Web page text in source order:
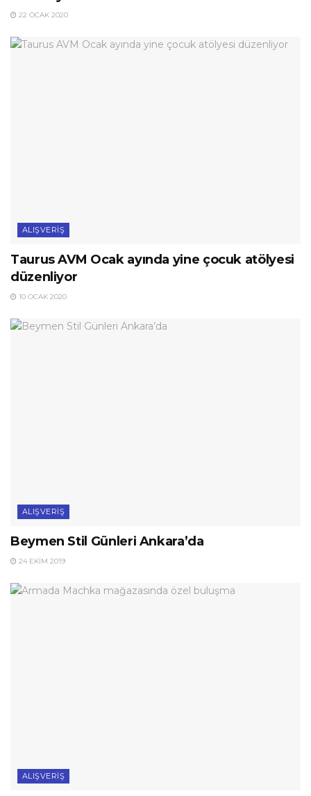
22 OCAK 2020
ALIŞVERIŞ
Taurus AVM Ocak ayında yine çocuk atölyesi
düzenliyor
10 OCAK 2020
ALIŞVERIŞ
Beymen Stil Günleri Ankara’da
24 EKIM 2019
ALIŞVERIŞ